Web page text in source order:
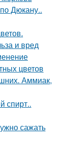
Дюкану..
и вред
цветов
Аммиак,
спирт..
сажать